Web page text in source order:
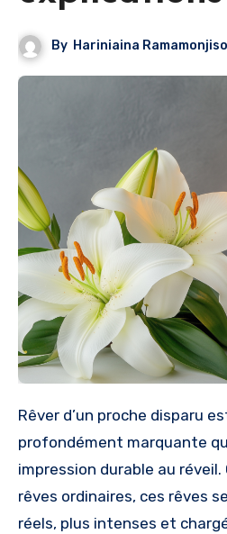
By Hariniaina
Rêver d’un proche disparu est une expérience
profondément marquante
impression durable au
rêves ordinaires, ces rêves
réels, plus intenses et